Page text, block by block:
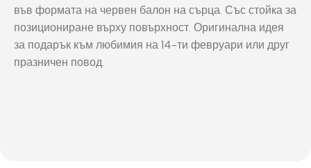
във формата на червен балон на сърца. Със стойка за
позициониране върху повърхност. Оригинална идея
за подарък към любимия на 14-ти февруари или друг
празничен повод.